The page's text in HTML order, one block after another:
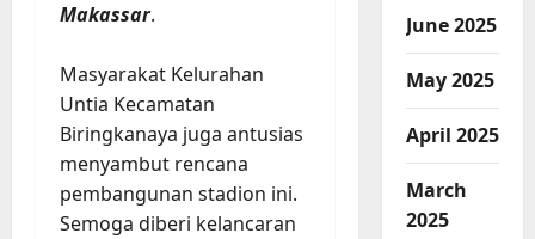
Makassar.
Masyarakat Kelurahan
Untia Kecamatan
Biringkanaya juga antusias
menyambut rencana
pembangunan stadion ini.
Semoga diberi kelancaran
June 2025
May 2025
April 2025
March
2025